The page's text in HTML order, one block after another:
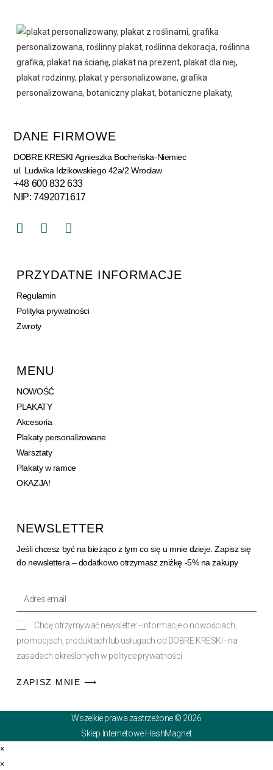
DANE FIRMOWE
DOBRE KRESKI Agnieszka Bocheńska-Niemiec
ul. Ludwika Idzikowskiego 42a/2 Wrocław
+48 600 832 633
NIP: 7492071617
PRZYDATNE INFORMACJE
Regulamin
Polityka prywatności
Zwroty
MENU
NOWOŚĆ
PLAKATY
Akcesoria
Plakaty personalizowane
Warsztaty
Plakaty w ramce
OKAZJA!
NEWSLETTER
Jeśli chcesz być na bieżąco z tym co się u mnie dzieje. Zapisz się
do newslettera – dodatkowo otrzymasz zniżkę -5% na zakupy
Chcę otrzymywać newsletter - informacje o nowościach,
promocjach, produktach lub usługach od DOBRE KRESKI - na
zasadach określonych w polityce prywatności
ZAPISZ MNIE ⟶
Wszelkie prawa zastrzeżone © 2026
Sklep Internetowe HashMagnet
×
×